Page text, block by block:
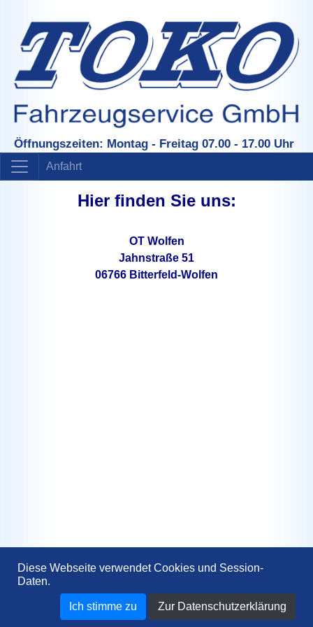
Öffnungszeiten: Montag - Freitag 07.00 - 17.00 Uhr
Anfahrt
Hier finden Sie uns:
OT Wolfen
Jahnstraße 51
06766 Bitterfeld-Wolfen
PKW – Transporter – LKW
Diese Webseite verwendet Cookies und Session-
Daten.
Ich stimme zu Zur Datenschutzerklärung